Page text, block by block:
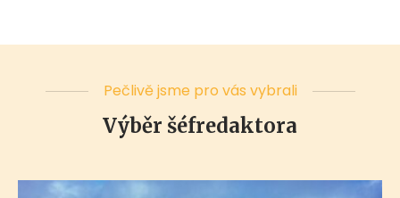
Pečlivě jsme pro vás vybrali
Výběr šéfredaktora